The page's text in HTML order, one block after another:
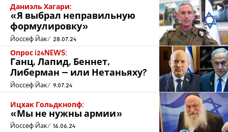
Даниэль Хагари:
«Я выбрал неправильную
формулировку»
Йоссеф Йак 28.07.24
Опрос i24NEWS:
Ганц, Лапид, Беннет,
Либерман – или Нетаньяху?
Йоссеф Йак 9.07.24
Ицхак Гольдкнопф:
«Мы не нужны армии»
Йоссеф Йак 16.06.24